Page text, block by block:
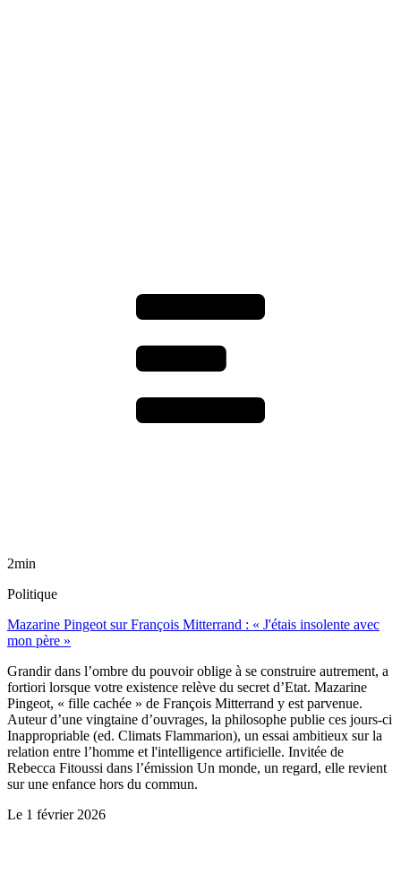
2min
Politique
Mazarine Pingeot sur François Mitterrand : « J'étais insolente avec
mon père »
Grandir dans l’ombre du pouvoir oblige à se construire autrement, a
fortiori lorsque votre existence relève du secret d’Etat. Mazarine
Pingeot, « fille cachée » de François Mitterrand y est parvenue.
Auteur d’une vingtaine d’ouvrages, la philosophe publie ces jours-ci
Inappropriable (ed. Climats Flammarion), un essai ambitieux sur la
relation entre l’homme et l'intelligence artificielle. Invitée de
Rebecca Fitoussi dans l’émission Un monde, un regard, elle revient
sur une enfance hors du commun.
Le 1 février 2026